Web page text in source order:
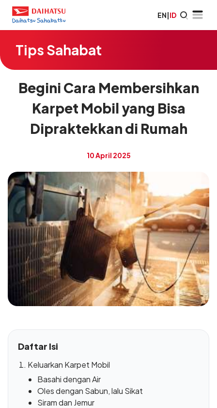
EN|ID
Tips Sahabat
Begini Cara Membersihkan
Karpet Mobil yang Bisa
Dipraktekkan di Rumah
10 April 2025
Daftar Isi
Keluarkan Karpet Mobil
Basahi dengan Air
Oles dengan Sabun, lalu Sikat
Siram dan Jemur